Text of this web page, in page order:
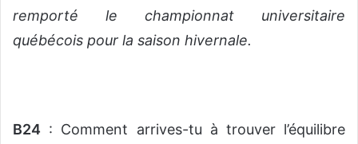
remporté le championnat universitaire
québécois pour la saison hivernale.
B24 : Comment arrives-tu à trouver l’équilibre